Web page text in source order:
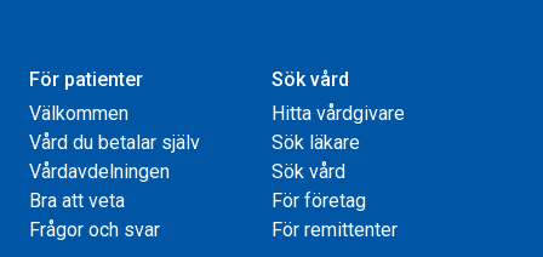
För patienter
Välkommen
Vård du betalar själv
Vårdavdelningen
Bra att veta
Frågor och svar
Sök vård
Hitta vårdgivare
Sök läkare
Sök vård
För företag
För remittenter